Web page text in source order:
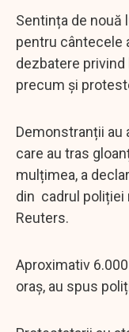
Sentința de nouă
pentru cântecele
dezbatere privind
precum și
Demonstranții au
care au tras
mulțimea, a
din cadrul poliției
Reuters.
Aproximativ
oraș, au spus